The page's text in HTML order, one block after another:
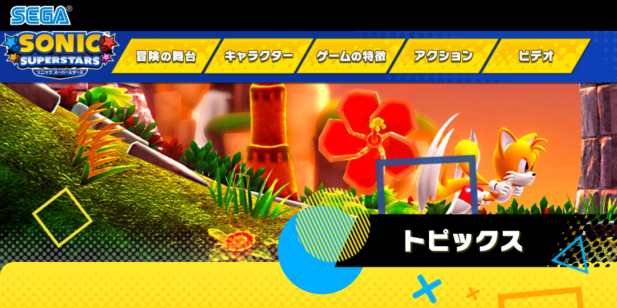
『ソニックスーパースターズ』公式サイト 無料DLC「シャドウきぐるみソニックスキン」配信開始